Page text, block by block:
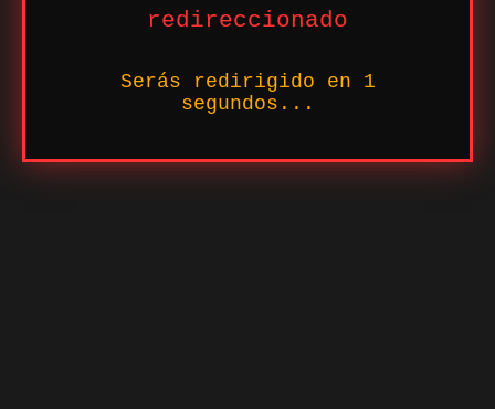
redireccionado
Serás redirigido en 1
segundos...